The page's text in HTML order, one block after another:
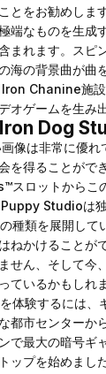
とをお勧めしま
端なものを生成
まれます。スピ
海の背景曲が曲
Iron Chanine施
オゲームを生み
Dog
像は非常に優れ
を得ることがで
スロットからこ
Studioは
種類を展開して
ねかけることが
せん、そして
ているかもしれ
験するには、
都市センターか
で最大の暗号ギ
ップを始めました